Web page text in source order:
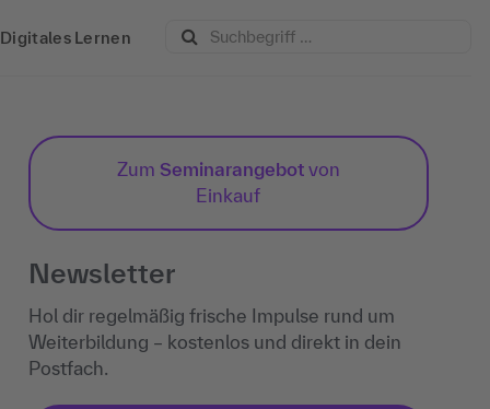
Digitales Lernen
Zum Seminarangebotvon
Einkauf
Newsletter
Hol dir regelmäßig frische Impulse rund um
Weiterbildung – kostenlos und direkt in dein
Postfach.